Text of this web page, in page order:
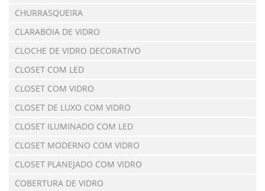
CHURRASQUEIRA
CLARABOIA DE VIDRO
CLOCHE DE VIDRO DECORATIVO
CLOSET COM LED
CLOSET COM VIDRO
CLOSET DE LUXO COM VIDRO
CLOSET ILUMINADO COM LED
CLOSET MODERNO COM VIDRO
CLOSET PLANEJADO COM VIDRO
COBERTURA DE VIDRO